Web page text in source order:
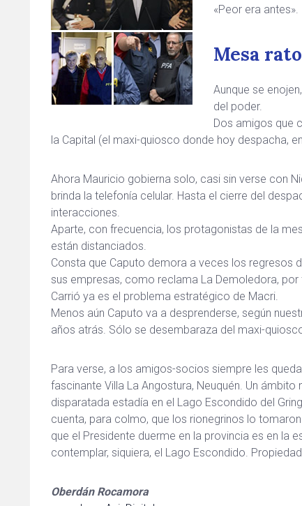
«Peor era antes».
Mesa
Aunque se
del poder.
Dos amigos que
la Capital (el maxi-quiosco donde hoy despacha,
Ahora Mauricio gobierna solo, casi sin verse con
brinda la telefonía celular. Hasta el cierre del
interacciones.
Aparte, con frecuencia, los protagonistas de la
están distanciados.
Consta que Caputo demora a veces los regresos
sus empresas, como reclama La Demoledora, por
Carrió ya es el problema estratégico de Macri.
Menos aún Caputo va a desprenderse, según
años atrás. Sólo se desembaraza del maxi-quiosco
Para verse, a los amigos-socios siempre les
fascinante Villa La Angostura, Neuquén. Un
disparatada estadía en el Lago Escondido del
cuenta, para colmo, que los rionegrinos lo
que el Presidente duerme en la provincia es en la
contemplar, siquiera, el Lago Escondido. Propiedad
Oberdán Rocamora